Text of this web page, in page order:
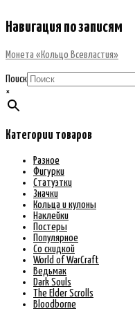
Навигация по записям
Монета «Кольцо Всевластия»
Поиск
×
Категории товаров
Разное
Фигурки
Статуэтки
Значки
Кольца и кулоны
Наклейки
Постеры
Популярное
Со скидкой
World of WarCraft
Ведьмак
Dark Souls
The Elder Scrolls
Bloodborne